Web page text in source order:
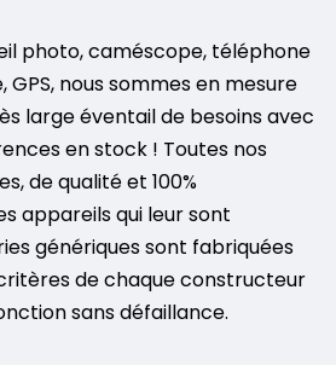
photo, caméscope, téléphone
GPS, nous sommes en mesure
large éventail de besoins avec
en stock ! Toutes nos
de qualité et 100%
appareils qui leur sont
génériques sont fabriquées
de chaque constructeur
sans défaillance.